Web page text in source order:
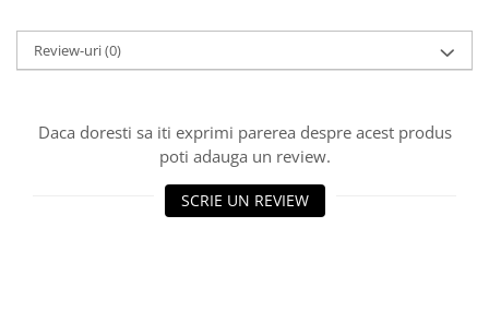
Review-uri(0)
Daca doresti sa iti exprimi parerea despre acest produs
poti adauga un review.
SCRIE UN REVIEW